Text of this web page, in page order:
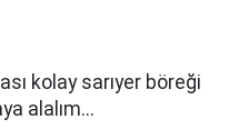
kolay sarıyer böreği
alalım...